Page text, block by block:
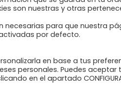
son nuestras y otras
necesarias para que nuestra
por defecto.
en base a tus
personales. Puedes aceptar
en el apartado